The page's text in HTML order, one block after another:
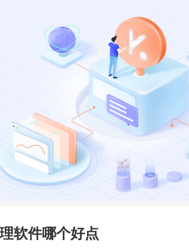
软件哪个好点